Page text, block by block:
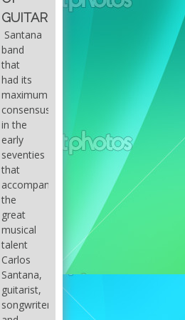
Show
with
Its
Seawalker
Series”
Seawalker
43 Fiart
is a
renowned
Italian
yacht
manufacturer
that has
recently
debuted
its
boats
Palm
Seawalker”
rinomato
produttore
italiano
di yacht
che ha
recentemente
debuttato
targato
quando
sviluppo
delle
moderne
e dei
hanno